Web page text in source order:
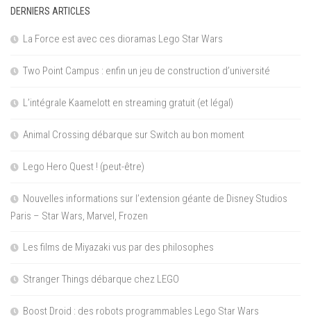
DERNIERS ARTICLES
La Force est avec ces dioramas Lego Star Wars
Two Point Campus : enfin un jeu de construction d’université
L’intégrale Kaamelott en streaming gratuit (et légal)
Animal Crossing débarque sur Switch au bon moment
Lego Hero Quest ! (peut-être)
Nouvelles informations sur l’extension géante de Disney Studios
Paris – Star Wars, Marvel, Frozen
Les films de Miyazaki vus par des philosophes
Stranger Things débarque chez LEGO
Boost Droid : des robots programmables Lego Star Wars